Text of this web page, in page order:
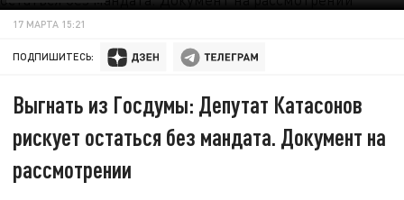
17 МАРТА 15:21
ПОДПИШИТЕСЬ:
Выгнать из Госдумы: Депутат Катасонов
рискует остаться без мандата. Документ на
рассмотрении